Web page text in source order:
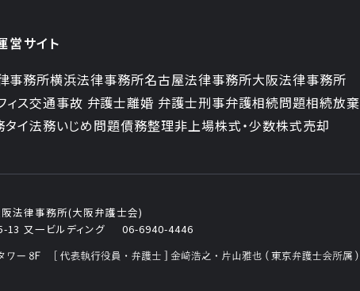
営サイト
事務所横浜法律事務所名古屋法律事務所大阪法律事務所
ィス交通事故 弁護士離婚 弁護士刑事弁護相続問題相続放棄
タイ法務いじめ問題債務整理非上場株式・少数株式売却
法律事務所(大阪弁護士会)
13 又一ビルディング 06-6940-4446